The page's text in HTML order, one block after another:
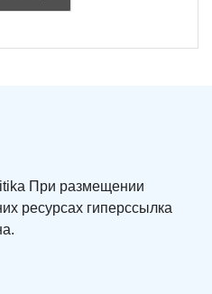
При размещении
ресурсах гиперссылка